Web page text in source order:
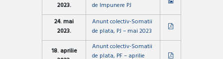
2023.
de Impunere PJ
24. mai
2023.
Anunt colectiv-Somatii
de plata, PJ – mai 2023
18. aprilie
Anunt colectiv-Somatii
de plata, PF – aprilie